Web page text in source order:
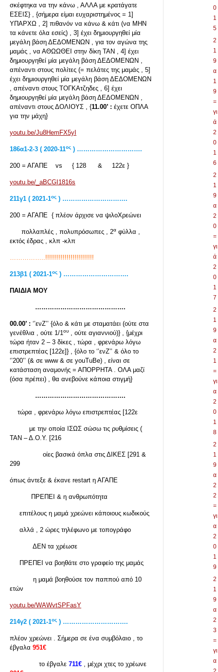
σκέφτηκα να την κάνω , ΑΛΛΑ με κρατάγατε
ΕΣΕΙΣ} , {σήμερα είμαι ευχαριστημένος = 1]
ΥΠΑΡΧΩ , 2] πιθανόν να κάνω & κάτι (να ΜΗΝ
τα κάνετε όλα εσείς) , 3] έχει δημιουργηθεί μία
μεγάλη βάση ΔΕΔΟΜΕΝΩΝ , για τον αγώνα της
μαμάς , να ΑΘΩΩΘΕΙ στην δίκη ΤΑΝ , 4] έχει
δημιουργηθεί μία μεγάλη βάση ΔΕΔΟΜΕΝΩΝ ,
απέναντι στους πολίτες (= πελάτες της μαμάς , 5]
έχει δημιουργηθεί μία μεγάλη βάση ΔΕΔΟΜΕΝΩΝ
, απέναντι στους ΤΟΓΚΑτζηδες , 6] έχει
δημιουργηθεί μία μεγάλη βάση ΔΕΔΟΜΕΝΩΝ ,
απέναντι στους ΔΟΛΙΟΥΣ , {11.00’ : έχετε ΟΠΛΑ
για την μάχη}
youtu.be/Ju8HemFX5yI
186α1-2-3 ( 2020-11ος ) ………………………….
200 = ΑΓΑΠΕ vs { 128 & 122ε }
youtu.be/_aBCGI1816s
211γ1 ( 2021-1ος ) ………………………….
200 = ΑΓΑΠΕ { πλέον άρχισε να ψιλοΧρεώνει
πολλαπλές , πολυπρόσωπες , 2α φύλλα ,
εκτός έδρας , κλπ -κλπ
……………..!!!!!!!!!!!!!!!!!!!!!!!!!
213β1 ( 2021-1ος ) ………………………….
ΠΑΙΔΙΑ ΜΟΥ
…………………………………….
00.00’ : ‘’ενΖ’’ {όλο & κάτι με σταματάει (ούτε στα
γενέθλια , ούτε 1/1ου , ούτε αγιαννιού)} , {μέχρι
τώρα ήταν 2 – 3 δίκες , τώρα , φρενάρω λόγω
επιστρεπτέας [122ε]} , {όλο το ‘’ενΖ’’ & όλο το
‘’200’’ (& σε www & σε youTuBe) , είναι σε
κατάσταση αναμονής = ΑΠΟΡΡΗΤΑ . ΟΛΑ μαζί
(όσα πρέπει) , θα ανεβούνε κάποια στιγμή}
…………………………………….
τώρα , φρενάρω λόγω επιστρεπτέας [122ε
με την οποία ΙΣΩΣ σώσω τις ρυθμίσεις (
ΤΑΝ – Δ.Ο.Υ. [216
οίες βασικά όπλα στις ΔΙΚΕΣ [291 &
299
όπως άντεξε & έκανε restart η ΑΓΑΠΕ
ΠΡΕΠΕΙ & η ανθρωπότητα
επιτέλους η μαμά χρεώνει κάποιους κωδικούς
αλλά , 2 ώρες τηλέφωνο με τοπογράφο
ΔΕΝ τα χρέωσε
ΠΡΕΠΕΙ να βοηθάτε στο γραφείο της μαμάς
η μαμά βοηθούσε τον παππού από 10
ετών
youtu.be/WAWvtSPFasY
214γ2 ( 2021-1ος ) ………………………….
πλέον χρεώνει . Σήμερα σε ένα συμβόλαιο , το
έβγαλα 951€
το έβγαλε 711€ , μέχρι χτες το χρέωνε
0
1
5
2
1
9
α
1
9
=
γι
ά
2
0
1
6
2
1
9
α
2
0
=
γι
ά
2
0
1
7
2
1
9
α
2
1
=
γι
α
2
0
1
8
2
1
9
α
2
2
=
γι
α
2
0
1
9
2
1
9
α
2
3
=
γι
α